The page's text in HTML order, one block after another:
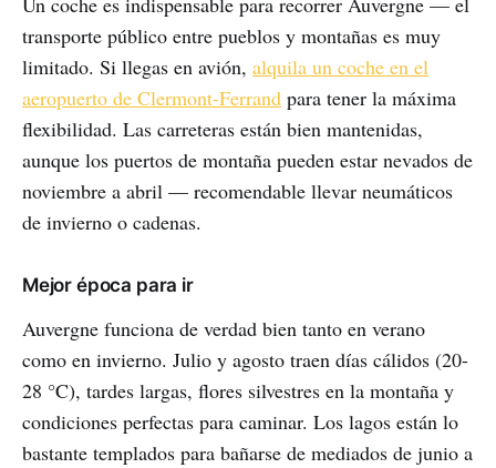
transporte público entre pueblos y montañas es muy
limitado. Si llegas en avión, alquila un coche en el
aeropuerto de Clermont-Ferrand para tener la máxima
flexibilidad. Las carreteras están bien mantenidas,
aunque los puertos de montaña pueden estar nevados de
noviembre a abril — recomendable llevar neumáticos
de invierno o cadenas.
Mejor época para ir
Auvergne funciona de verdad bien tanto en verano
como en invierno. Julio y agosto traen días cálidos (20-
28 °C), tardes largas, flores silvestres en la montaña y
condiciones perfectas para caminar. Los lagos están lo
bastante templados para bañarse de mediados de junio a